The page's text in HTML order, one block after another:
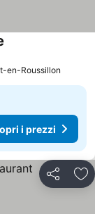
i prezzi
en-Roussillon
i prezzi
Condividi